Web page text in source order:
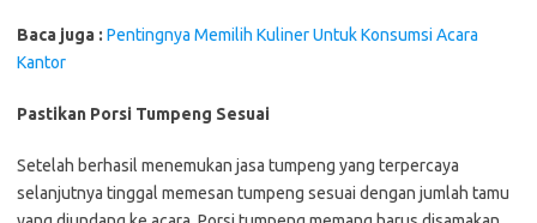
Baca juga : Pentingnya Memilih Kuliner Untuk Konsumsi Acara
Kantor
Pastikan Porsi Tumpeng Sesuai
Setelah berhasil menemukan jasa tumpeng yang terpercaya
selanjutnya tinggal memesan tumpeng sesuai dengan jumlah tamu